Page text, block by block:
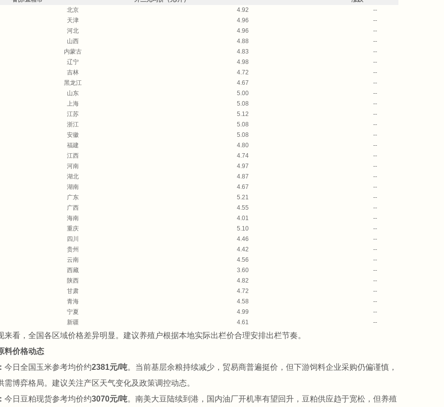
北京 4.92
--
天津
4.96
--
河北
4.96
--
山西
4.88
--
内蒙古
4.83 --
辽宁 4.98
--
吉林
4.72
--
黑龙江
4.67 --
山东 5.00
--
上海
5.08
--
江苏
5.12
--
浙江
5.08
--
安徽
5.08
--
福建
4.80
--
江西
4.74 --
河南 4.97
--
湖北
4.87
--
湖南
4.67 --
广东 5.21
--
广西
4.55
--
海南
4.01 --
重庆 5.10
--
四川
4.46
--
贵州
4.42
--
云南
4.56
--
西藏
3.60 --
陕西 4.82
--
甘肃
4.72
--
青海
4.58
--
宁夏
4.99
--
新疆
4.61 --
来看，全国各区域价格差异明显。建议养殖户根据本地实际出栏价合理安排出栏节奏。
料价格动态
今日全国玉米参考均价约2381元/吨。当前基层余粮持续减少，贸易商普遍挺价，但下游饲料企业采购仍偏谨慎，
需博弈格局。建议关注产区天气变化及政策调控动态。
今日豆粕现货参考均价约3070元/吨。南美大豆陆续到港，国内油厂开机率有望回升，豆粕供应趋于宽松，但养殖